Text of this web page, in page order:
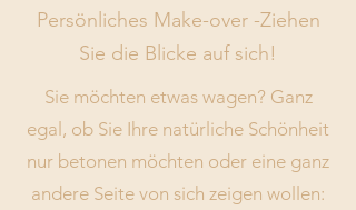
Persönliches Make-over -Ziehen
Sie die Blicke auf sich!
Sie möchten etwas wagen? Ganz
egal, ob Sie Ihre natürliche Schönheit
nur betonen möchten oder eine ganz
andere Seite von sich zeigen wollen: